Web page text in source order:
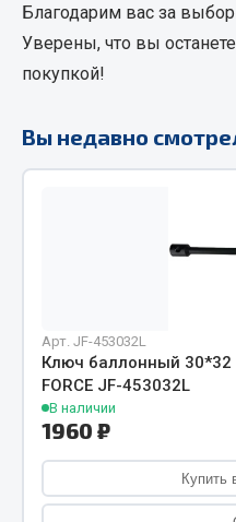
Угольники
Фитинги
Штуцеры
Весь раздел
Автомобильный
Режущий инструмент
Силовое оборудование
Слесарный инструмент
Столярный инструмент
Благодарим вас за
Уверены, что вы
покупкой!
Вы недавно
Арт. JF-453032L
Ключ баллонный
FORCE JF-453032L
В наличии
1960 ₽
Купить